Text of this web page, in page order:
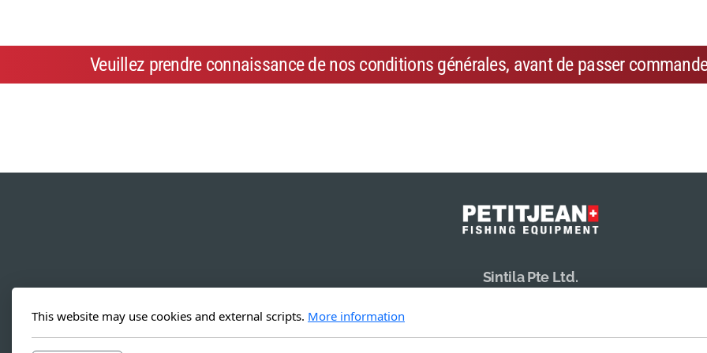
Veuillez prendre connaissance de nos conditions générales, avant de passer
Sintila Pte Ltd.
This website may use cookies and external scripts. More information